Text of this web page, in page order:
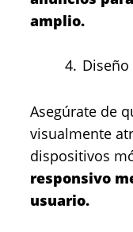
amplio.
Diseño
Asegúrate de
visualmente
dispositivos
responsivo
usuario.